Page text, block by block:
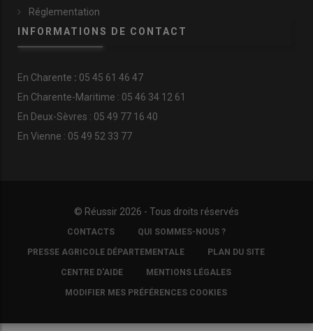
Réglementation
INFORMATIONS DE CONTACT
En Charente : 05 45 61 46 47
En Charente-Maritime : 05 46 34 12 61
En Deux-Sèvres : 05 49 77 16 40
En Vienne : 05 49 52 33 77
© Réussir 2026 - Tous droits réservés
COPYRIGHTCONTACTS QUI SOMMES-NOUS ?
PRESSE AGRICOLE DÉPARTEMENTALE PLAN DU SITE
CENTRE D'AIDE MENTIONS LÉGALES
MODIFIER MES PRÉFÉRENCES COOKIES